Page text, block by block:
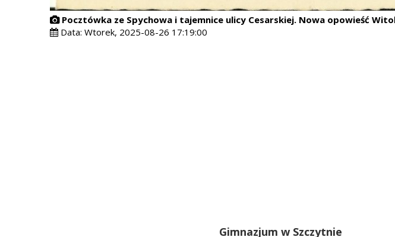
Pocztówka ze Spychowa i tajemnice ulicy Cesarskiej. Nowa opowieść
Data:Wtorek, 2025-08-26 17:19:00
Gimnazjum w Szczytnie